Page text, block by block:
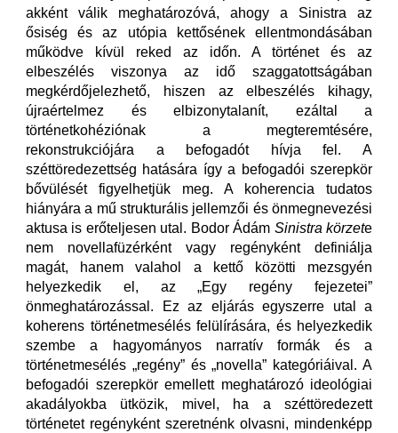
akként válik meghatározóvá, ahogy a Sinistra az
ősiség és az utópia kettősének ellentmondásában
működve kívül reked az időn. A történet és az
elbeszélés viszonya az idő szaggatottságában
megkérdőjelezhető, hiszen az elbeszélés kihagy,
újraértelmez és elbizonytalanít, ezáltal a
történetkohéziónak a megteremtésére,
rekonstrukciójára a befogadót hívja fel. A
széttöredezettség hatására így a befogadói szerepkör
bővülését figyelhetjük meg. A koherencia tudatos
hiányára a mű strukturális jellemzői és önmegnevezési
aktusa is erőteljesen utal. Bodor Ádám Sinistra körzete
nem novellafüzérként vagy regényként definiálja
magát, hanem valahol a kettő közötti mezsgyén
helyezkedik el, az „Egy regény fejezetei”
önmeghatározással. Ez az eljárás egyszerre utal a
koherens történetmesélés felülírására, és helyezkedik
szembe a hagyományos narratív formák és a
történetmesélés „regény” és „novella” kategóriáival. A
befogadói szerepkör emellett meghatározó ideológiai
akadályokba ütközik, mivel, ha a széttöredezett
történetet regényként szeretnénk olvasni, mindenképp